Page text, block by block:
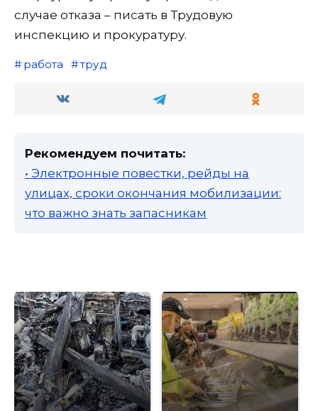
случае отказа – писать в Трудовую
инспекцию и прокуратуру.
работа труд
Рекомендуем почитать:
• Электронные повестки, рейды на
улицах, сроки окончания мобилизации:
что важно знать запасникам